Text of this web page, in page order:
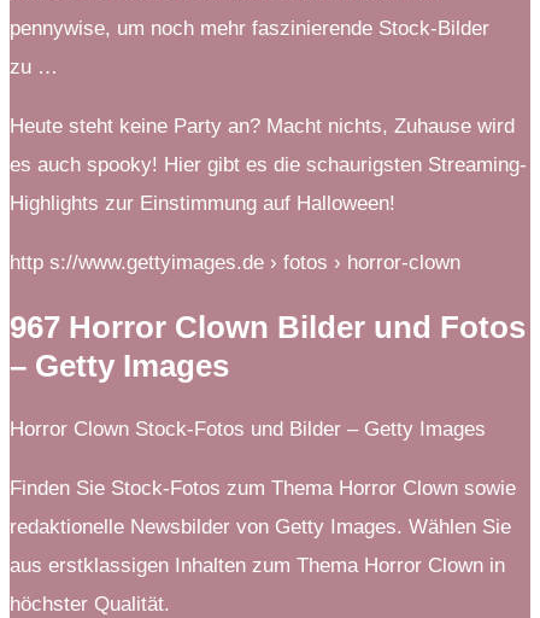
pennywise, um noch mehr faszinierende Stock-Bilder
zu …
Heute steht keine Party an? Macht nichts, Zuhause wird
es auch spooky! Hier gibt es die schaurigsten Streaming-
Highlights zur Einstimmung auf Halloween!
http s://www.gettyimages.de › fotos › horror-clown
967 Horror Clown Bilder und Fotos
– Getty Images
Horror Clown Stock-Fotos und Bilder – Getty Images
Finden Sie Stock-Fotos zum Thema Horror Clown sowie
redaktionelle Newsbilder von Getty Images. Wählen Sie
aus erstklassigen Inhalten zum Thema Horror Clown in
höchster Qualität.